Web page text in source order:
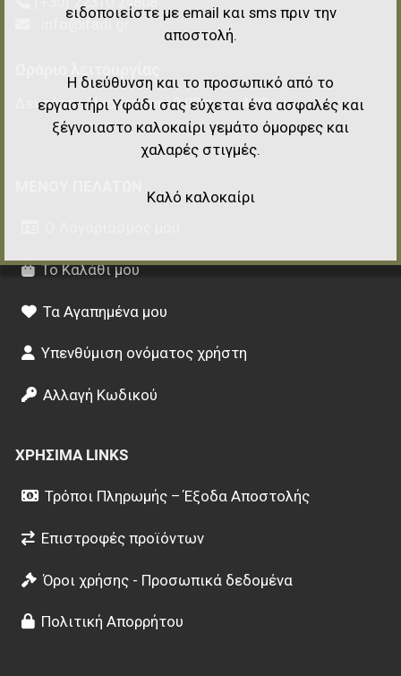
info@ifadi.gr
Δευτέρα - Παρασκευή: 8:00 π.μ. - 4:00 μ.μ.
Το Καλάθι μου
Τα Αγαπημένα μου
Υπενθύμιση ονόματος χρήστη
Αλλαγή Κωδικού
ΧΡΉΣΙΜΑ LINKS
Τρόποι Πληρωμής – Έξοδα Αποστολής
Επιστροφές προϊόντων
Όροι χρήσης - Προσωπικά δεδομένα
Πολιτική Απορρήτου
ειδοποιείστε με email και sms πριν την
αποστολή.
Η διεύθυνση και το προσωπικό από το
εργαστήρι Υφάδι σας εύχεται ένα ασφαλές και
ξέγνοιαστο καλοκαίρι γεμάτο όμορφες και
χαλαρές στιγμές.
Καλό καλοκαίρι